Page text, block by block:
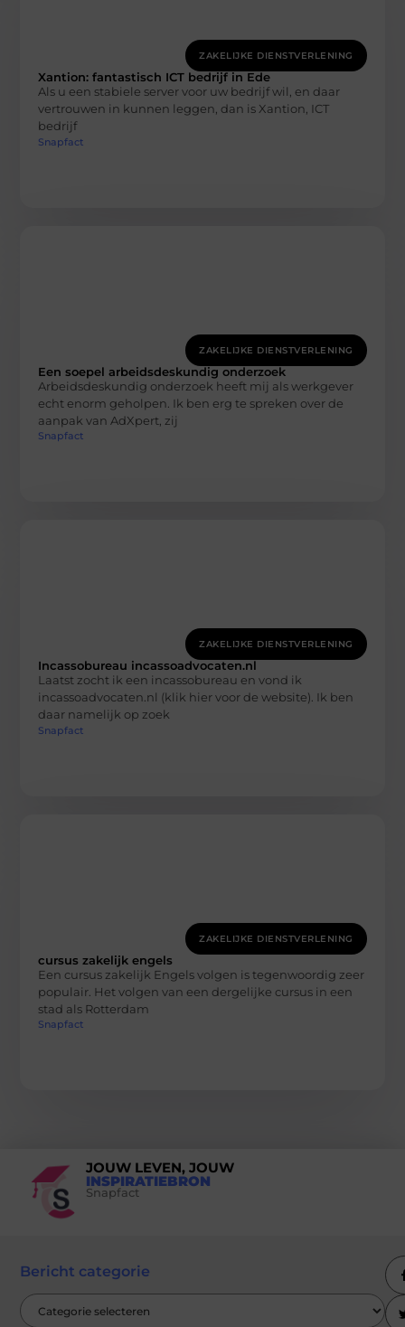
ZAKELIJKE DIENSTVERLENING
Xantion: fantastisch ICT bedrijf in Ede
Als u een stabiele server voor uw bedrijf wil, en daar
vertrouwen in kunnen leggen, dan is Xantion, ICT
bedrijf
Snapfact
ZAKELIJKE DIENSTVERLENING
Een soepel arbeidsdeskundig onderzoek
Arbeidsdeskundig onderzoek heeft mij als werkgever
echt enorm geholpen. Ik ben erg te spreken over de
aanpak van AdXpert, zij
Snapfact
ZAKELIJKE DIENSTVERLENING
Incassobureau incassoadvocaten.nl
Laatst zocht ik een incassobureau en vond ik
incassoadvocaten.nl (klik hier voor de website). Ik ben
daar namelijk op zoek
Snapfact
ZAKELIJKE DIENSTVERLENING
cursus zakelijk engels
Een cursus zakelijk Engels volgen is tegenwoordig zeer
populair. Het volgen van een dergelijke cursus in een
stad als Rotterdam
Snapfact
JOUW LEVEN, JOUW
INSPIRATIEBRON
Snapfact
Bericht categorie